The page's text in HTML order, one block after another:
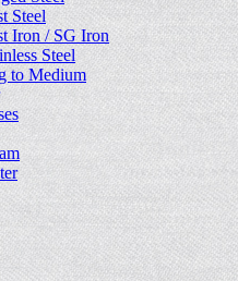
Steel
Iron / SG Iron
Steel
to Medium